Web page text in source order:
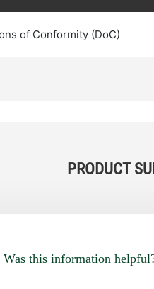
of Conformity (DoC)
PRODUCT
Was this information